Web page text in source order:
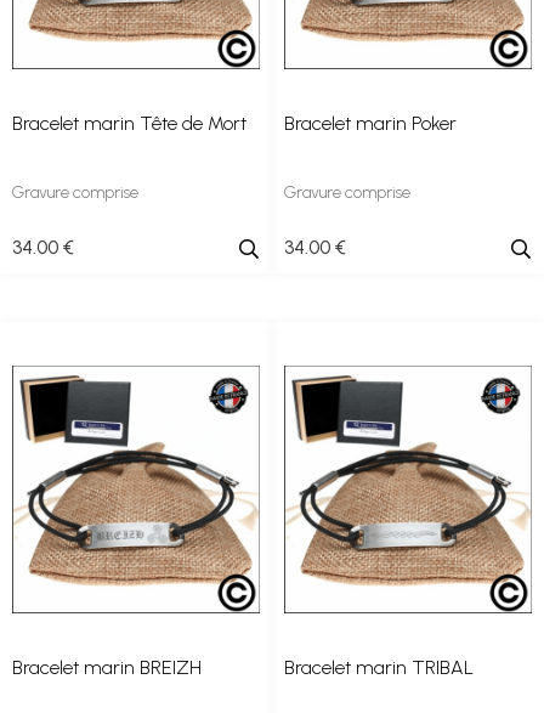
Bracelet marin Tête de Mort
Gravure comprise
34.00 €
Bracelet marin Poker
Gravure comprise
34.00 €
Bracelet marin BREIZH Bracelet marin TRIBAL